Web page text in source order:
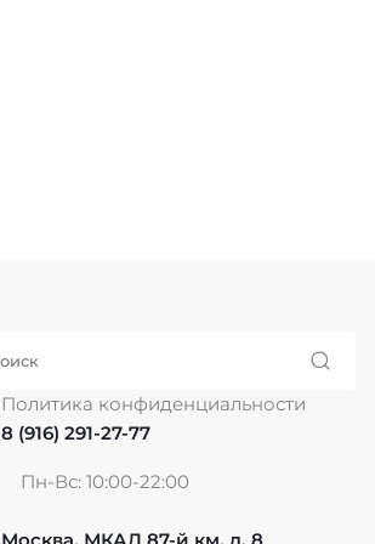
Политика конфиденциальности
8 (916) 291-27-77
Пн-Вс: 10:00-22:00